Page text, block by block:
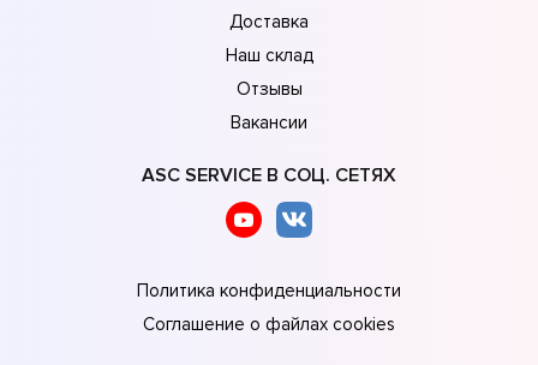
Доставка
Наш склад
Отзывы
Вакансии
ASC SERVICE В СОЦ. СЕТЯХ
Политика конфиденциальности
Соглашение о файлах cookies